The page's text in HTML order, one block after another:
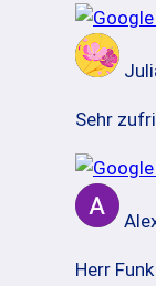
Sehr
Herr